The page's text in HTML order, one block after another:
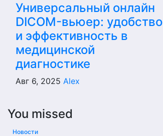
Универсальный онлайн
DICOM-вьюер: удобство
и эффективность в
медицинской
диагностике
Авг 6, 2025 Alex
You missed
Новости